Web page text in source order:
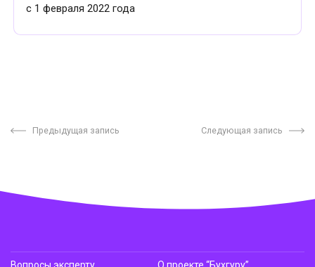
с 1 февраля 2022 года
Предыдущая запись Следующая запись